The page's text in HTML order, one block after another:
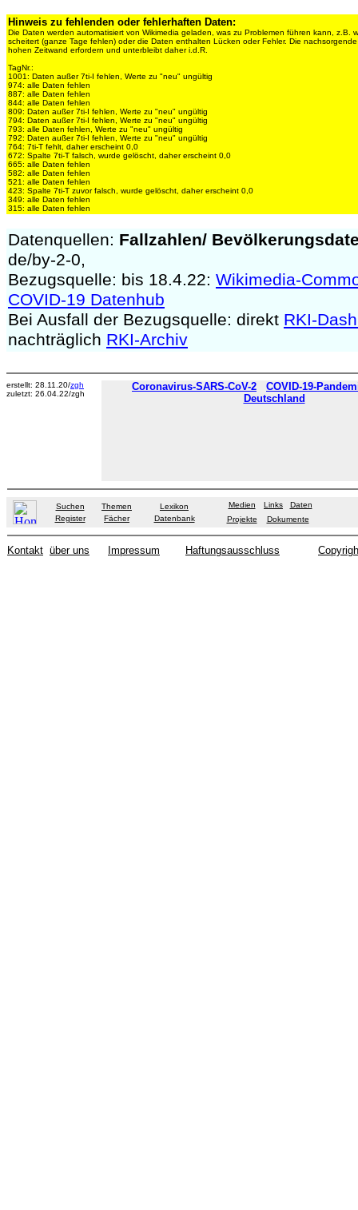
Hinweis zu fehlenden oder fehlerhaften Daten:
Die Daten werden automatisiert von Wikimedia geladen, was zu Problemen führen kann, z.B.
scheitert (ganze Tage fehlen) oder die Daten enthalten Lücken oder Fehler. Die
hohen Zeitwand erfordern und unterbleibt daher i.d.R.
TagNr.:
1001: Daten außer 7ti-I fehlen, Werte zu "neu" ungültig
974: alle Daten fehlen
887: alle Daten fehlen
844: alle Daten fehlen
809: Daten außer 7ti-I fehlen, Werte zu "neu" ungültig
794: Daten außer 7ti-I fehlen, Werte zu "neu" ungültig
793: alle Daten fehlen, Werte zu "neu" ungültig
792: Daten außer 7ti-I fehlen, Werte zu "neu" ungültig
764: 7ti-T fehlt, daher erscheint 0,0
672: Spalte 7ti-T falsch, wurde gelöscht, daher erscheint 0,0
665: alle Daten fehlen
582: alle Daten fehlen
521: alle Daten fehlen
423: Spalte 7ti-T zuvor falsch, wurde gelöscht, daher erscheint 0,0
349: alle Daten fehlen
315: alle Daten fehlen
Datenquellen: Fallzahlen/
de/by-2-0,
Bezugsquelle: bis 18.4.22: Wikimedia-
COVID-19 Datenhub
Bei Ausfall der Bezugsquelle: direkt RKI-
nachträglich RKI-Archiv
erstellt: 28.11.20/zgh
zuletzt: 26.04.22/zgh
Coronavirus-SARS-CoV-2
COVID-19-
Deutschland
Suchen Themen
Lexikon
Register
Fächer Datenbank
Medien Links
Daten
Projekte
Dokumente
Kontakt über uns Impressum Haftungsausschluss